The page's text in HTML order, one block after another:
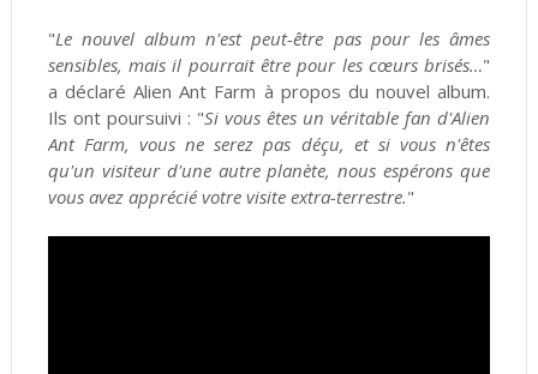
"Le nouvel album n'est peut-être pas pour les âmes
sensibles, mais il pourrait être pour les cœurs brisés…"
a déclaré Alien Ant Farm à propos du nouvel album.
Ils ont poursuivi : "Si vous êtes un véritable fan d'Alien
Ant Farm, vous ne serez pas déçu, et si vous n'êtes
qu'un visiteur d'une autre planète, nous espérons que
vous avez apprécié votre visite extra-terrestre."